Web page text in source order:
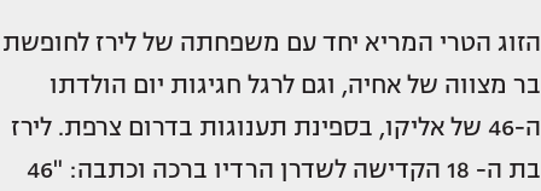
הזוג הטרי המריא יחד עם משפחתה של לירז לחופשת
בר מצווה של אחיה, וגם לרגל חגיגות יום הולדתו
ה-46 של אליקו, בספינת תענוגות בדרום צרפת. לירז
בת ה- 18 הקדישה לשדרן הרדיו ברכה וכתבה: "46